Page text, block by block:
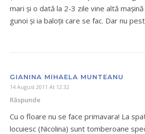
mari și o dată la 2-3 zile vine altă
gunoi și ia baloții care se fac. Dar nu
GIANINA MIHAELA MUNTEANU
14 August 2011 At 12:32
Răspunde
Cu o floare nu se face primavara! La
locuiesc (Nicolina) sunt tomberoane